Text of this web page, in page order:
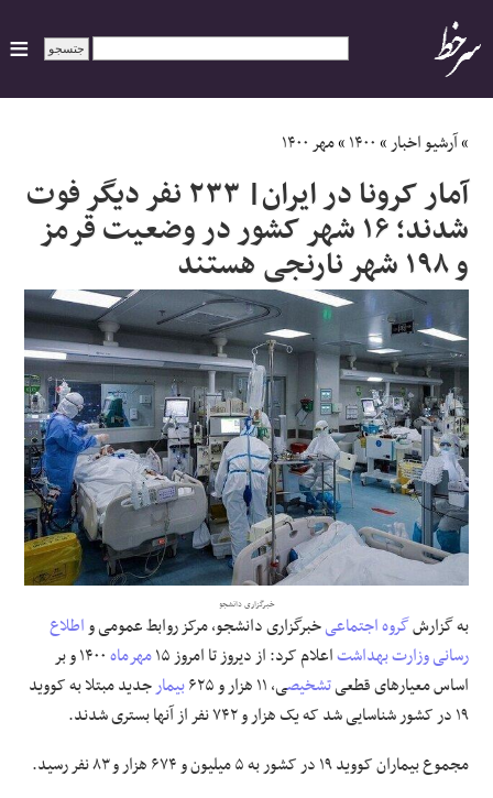
ایران
سیاسی
اقتصاد
ورزشی
جهان
اجتماعی
حوادث
علوم و فن آوری
مقالات
»آرشیو اخبار»۱۴۰۰»مهر ۱۴۰۰
آمار کرونا در ایران| ۲۳۳ نفر دیگر فوت
شدند؛ ۱۶ شهر کشور در وضعیت قرمز
و ۱۹۸ شهر نارنجی هستند
خبرگزاری دانشجو
به گزارشگروه اجتماعیخبرگزاری دانشجو، مرکز روابط عمومی واطلاع
رسانیوزارت بهداشتاعلام کرد: از دیروز تا امروز ۱۵ مهرماه
۱۴۰۰ و بر
اساس معیارهای قطعیتشخیصی، ۱۱ هزار و ۶۲۵ بیمارجدید مبتلا به کووید
۱۹ در کشور شناسایی شد که یک هزار و ۷۴۲ نفر از آنها بستری شدند.
مجموع بیماران کووید ۱۹ در کشور به ۵ میلیون و ۶۷۴ هزار و ۸۳ نفر رسید.